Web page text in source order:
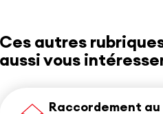
Ces autres
aussi vous
Raccordement